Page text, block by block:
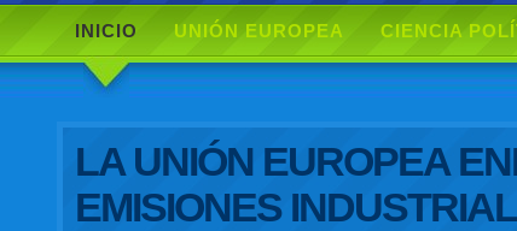
INICIO UNIÓN EUROPEA CIENCIA
LA UNIÓN EUROPEA
EMISIONES